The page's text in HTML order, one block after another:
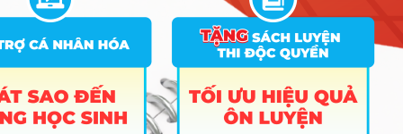
10 Công nghệ vật liệu
học ở
bậc